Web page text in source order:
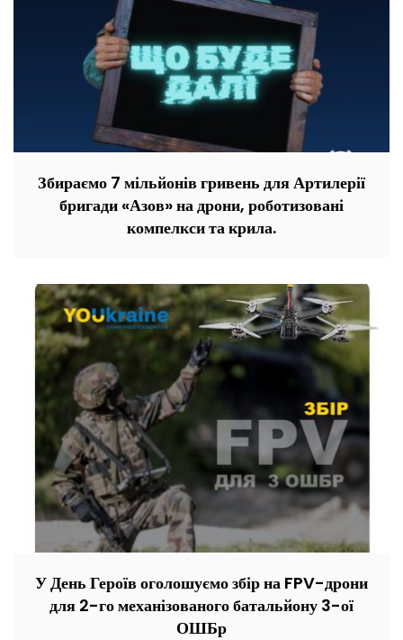
Збираємо 7 мільйонів гривень для Артилерії
бригади «Азов» на дрони, роботизовані
компелкси та крила.
У День Героїв оголошуємо збір на FPV-дрони
для 2-го механізованого батальйону 3-ої
ОШБр